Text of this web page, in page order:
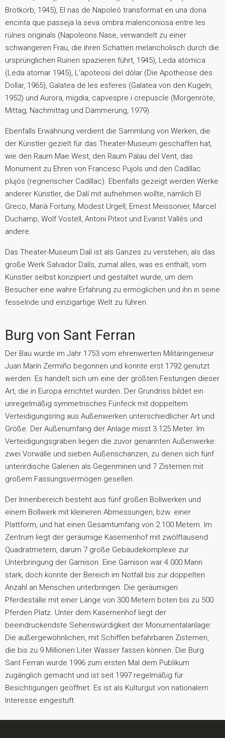
Brotkorb, 1945), El nas de Napoleó transformat en una dona
encinta que passeja la seva ombra malenconiosa entre les
rüínes originals (Napoleons Nase, verwandelt zu einer
schwangeren Frau, die ihren Schatten melancholisch durch die
ursprünglichen Ruinen spazieren führt, 1945), Leda atómica
(Leda atomar 1945), L’apoteosi del dòlar (Die Apotheose des
Dollar, 1965), Galatea de les esferes (Galatea von den Kugeln,
1952) und Aurora, migdia, capvespre i crepuscle (Morgenröte,
Mittag, Nachmittag und Dämmerung, 1979).
Ebenfalls Erwähnung verdient die Sammlung von Werken, die
der Künstler gezielt für das Theater-Museum geschaffen hat,
wie den Raum Mae West, den Raum Palau del Vent, das
Monument zu Ehren von Francesc Pujols und den Cadillac
plujós (regnerischer Cadillac). Ebenfalls gezeigt werden Werke
anderer Künstler, die Dalí mit aufnehmen wollte, nämlich El
Greco, Marià Fortuny, Modest Urgell, Ernest Meissonier, Marcel
Duchamp, Wolf Vostell, Antoni Pitxot und Evarist Vallès und
andere.
Das Theater-Museum Dalí ist als Ganzes zu verstehen, als das
große Werk Salvador Dalís, zumal alles, was es enthält, vom
Künstler selbst konzipiert und gestaltet wurde, um dem
Besucher eine wahre Erfahrung zu ermöglichen und ihn in seine
fesselnde und einzigartige Welt zu führen.
Burg von Sant Ferran
Der Bau wurde im Jahr 1753 vom ehrenwerten Militäringenieur
Juan Marín Zermiño begonnen und konnte erst 1792 genutzt
werden. Es handelt sich um eine der größten Festungen dieser
Art, die in Europa errichtet wurden. Der Grundriss bildet ein
unregelmäßig symmetrisches Fünfeck mit doppeltem
Verteidigungsring aus Außenwerken unterschiedlicher Art und
Größe. Der Außenumfang der Anlage misst 3.125 Meter. Im
Verteidigungsgraben liegen die zuvor genannten Außenwerke:
zwei Vorwälle und sieben Außenschanzen, zu denen sich fünf
unterirdische Galerien als Gegenminen und 7 Zisternen mit
großem Fassungsvermögen gesellen.
Der Innenbereich besteht aus fünf großen Bollwerken und
einem Bollwerk mit kleineren Abmessungen, bzw. einer
Plattform, und hat einen Gesamtumfang von 2.100 Metern. Im
Zentrum liegt der geräumige Kasernenhof mit zwölftausend
Quadratmetern, darum 7 große Gebäudekomplexe zur
Unterbringung der Garnison. Eine Garnison war 4.000 Mann
stark, doch konnte der Bereich im Notfall bis zur doppelten
Anzahl an Menschen unterbringen. Die geräumigen
Pferdeställe mit einer Länge von 300 Metern boten bis zu 500
Pferden Platz. Unter dem Kasernenhof liegt der
beeindruckendste Sehenswürdigkeit der Monumentalanlage:
Die außergewöhnlichen, mit Schiffen befahrbaren Zisternen,
die bis zu 9 Millionen Liter Wasser fassen können. Die Burg
Sant Ferran wurde 1996 zum ersten Mal dem Publikum
zugänglich gemacht und ist seit 1997 regelmäßig für
Besichtigungen geöffnet. Es ist als Kulturgut von nationalem
Interesse eingestuft.